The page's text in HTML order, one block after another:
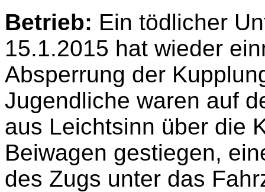
Betrieb: Ein tödlicher
15.1.2015 hat wieder
Absperrung der
Jugendliche waren auf
aus Leichtsinn über die
Beiwagen gestiegen,
des Zugs unter das